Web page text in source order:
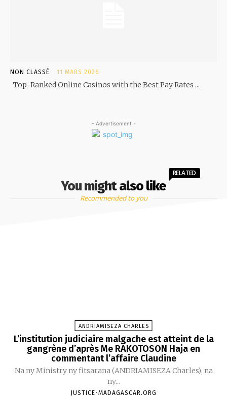
NON CLASSÉ 11 MARS 2026
Top-Ranked Online Casinos with the Best Pay Rates ...
- Advertisement -
You might also like
RELATED
Recommended to you
ANDRIAMISEZA CHARLES
L’institution judiciaire malgache est atteint de la
gangrène d’après Me RAKOTOSON Haja en
commentant l’affaire Claudine
Na ny Ministry ny fitsarana (ANDRIAMISEZA Charles), na
ny...
JUSTICE-MADAGASCAR.ORG